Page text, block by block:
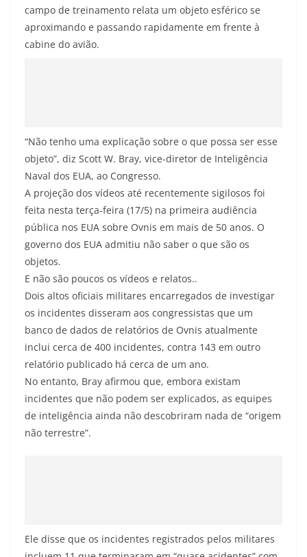
campo de treinamento relata um objeto esférico se
aproximando e passando rapidamente em frente à
cabine do avião.
“Não tenho uma explicação sobre o que possa ser esse
objeto”, diz Scott W. Bray, vice-diretor de Inteligência
Naval dos EUA, ao Congresso.
A projeção dos vídeos até recentemente sigilosos foi
feita nesta terça-feira (17/5) na primeira audiência
pública nos EUA sobre Ovnis em mais de 50 anos. O
governo dos EUA admitiu não saber o que são os
objetos.
E não são poucos os vídeos e relatos..
Dois altos oficiais militares encarregados de investigar
os incidentes disseram aos congressistas que um
banco de dados de relatórios de Ovnis atualmente
inclui cerca de 400 incidentes, contra 143 em outro
relatório publicado há cerca de um ano.
No entanto, Bray afirmou que, embora existam
incidentes que não podem ser explicados, as equipes
de inteligência ainda não descobriram nada de “origem
não terrestre”.
Ele disse que os incidentes registrados pelos militares